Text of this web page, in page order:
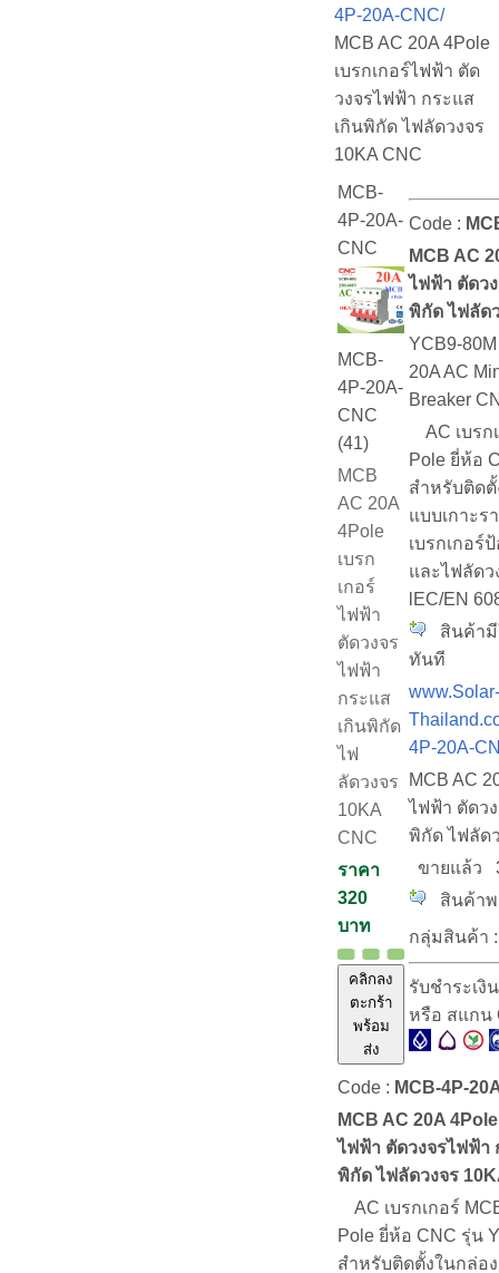
4P-20A-CNC/
MCB AC 20A 4Pole
เบรกเกอร์ไฟฟ้า ตัด
วงจรไฟฟ้า กระแส
เกินพิกัด ไฟลัดวงจร
10KA CNC
MCB-
4P-20A-
CNC
MCB-
4P-20A-
CNC
(41)
MCB
AC 20A
4Pole
เบรก
เกอร์
ไฟฟ้า
ตัดวงจร
ไฟฟ้า
กระแส
เกินพิกัด
ไฟ
ลัดวงจร
10KA
CNC
ราคา
320
บาท
คลิกลง
ตะกร้า
พร้อม
ส่ง
Code :
MCB AC
ไฟฟ้า ตัดว
พิกัด ไฟลัด
YCB9-
20A AC
Breaker
AC เบรก
Pole ยี่ห้อ
สำหรับติด
แบบเกาะร
เบรกเกอร์
และไฟลัดว
lEC/EN
สินค้ามี
ทันที
www.Solar-
4P-20A-
MCB AC
ไฟฟ้า ตัดว
พิกัด ไฟลัด
ขายแล้ว
สินค้าพ
กลุ่มสินค้า
รับชำระเงิ
หรือ สแกน
Code : MCB-4P-
MCB AC 20A
ไฟฟ้า ตัดวงจรไฟฟ้า
พิกัด ไฟลัดวงจร
AC เบรกเกอร์
Pole ยี่ห้อ CNC รุ่น
สำหรับติดตั้งในกล่อ